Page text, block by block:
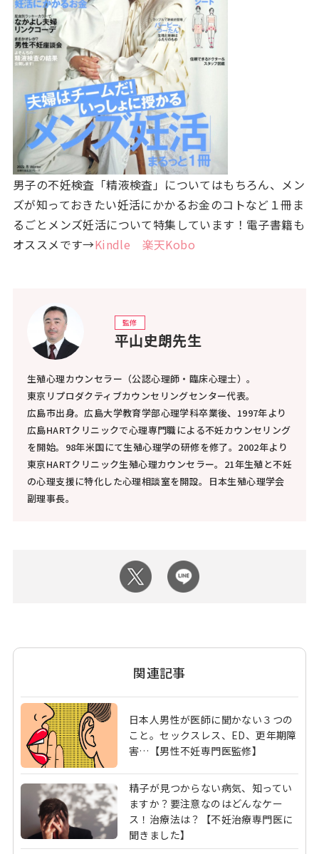
男子の不妊検査「精液検査」についてはもちろん、メン
ズが知っておきたい妊活にかかるお金のコトなど１冊ま
るごとメンズ妊活について特集しています！電子書籍も
オススメです→Kindle 楽天Kobo
監修
平山史朗先生
生殖心理カウンセラー（公認心理師・臨床心理士）。
東京リプロダクティブカウンセリングセンター代表。
広島市出身。広島大学教育学部心理学科卒業後、1997年より
広島HARTクリニックで心理専門職による不妊カウンセリング
を開始。98年米国にて生殖心理学の研修を修了。2002年より
東京HARTクリニック生殖心理カウンセラー。21年生殖と不妊
の心理支援に特化した心理相談室を開設。日本生殖心理学会
副理事長。
関連記事
日本人男性が医師に聞かない３つの
こと。セックスレス、ED、更年期障
害…【男性不妊専門医監修】
精子が見つからない病気、知ってい
ますか？要注意なのはどんなケー
ス！治療法は？【不妊治療専門医に
聞きました】